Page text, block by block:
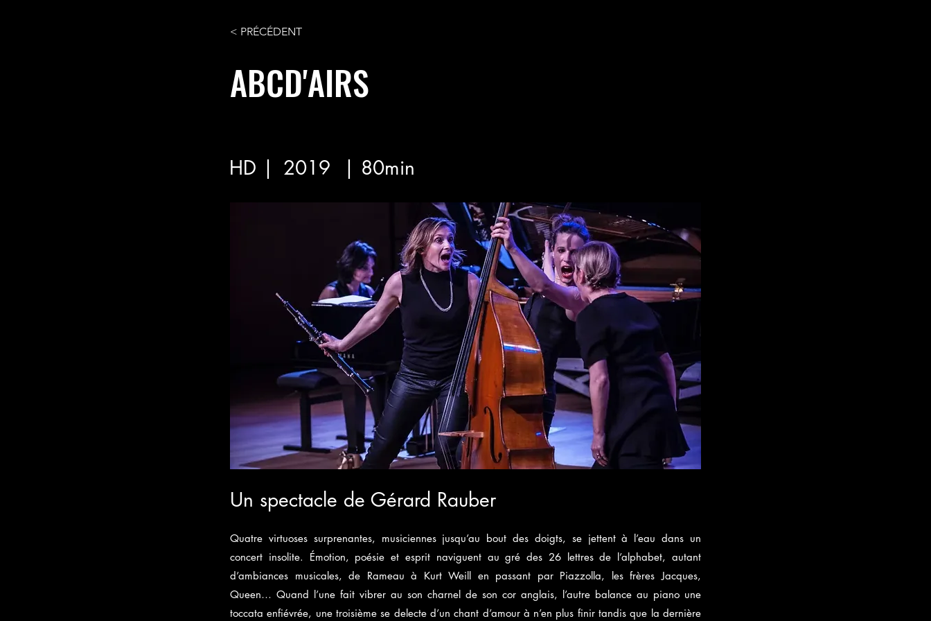
< PRÉCÉDENT
ABCD'AIRS
HD | 2019 | 80min
Un spectacle de Gérard Rauber
Quatre virtuoses surprenantes, musiciennes jusqu’au bout des doigts, se jettent à l’eau dans un
concert insolite. Émotion, poésie et esprit naviguent au gré des 26 lettres de l’alphabet, autant
d’ambiances musicales, de Rameau à Kurt Weill en passant par Piazzolla, les frères Jacques,
Queen… Quand l’une fait vibrer au son charnel de son cor anglais, l’autre balance au piano une
toccata enfiévrée, une troisième se delecte d’un chant d’amour à n’en plus finir tandis que la dernière